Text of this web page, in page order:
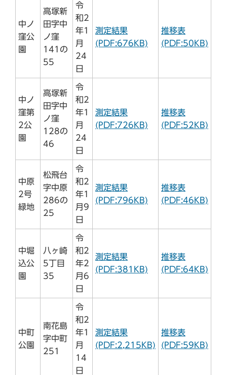
中ノ
窪公
園
高塚新
田字中
ノ窪
141の
55
令
和2
年1
月
24
日
測定結果
(PDF:676KB)
推移表
(PDF:50KB)
中ノ
窪第
2公
園
高塚新
田字中
ノ窪
128の
46
令
和2
年1
月
24
日
測定結果
(PDF:726KB)
推移表
(PDF:52KB)
中原
2号
緑地
松飛台
字中原
286の
25
令
和2
年1
月9
日
測定結果
(PDF:796KB)
推移表
(PDF:46KB)
中堀
込公
園
八ヶ崎
5丁目
35
令
和2
年2
月6
日
測定結果
(PDF:381KB)
推移表
(PDF:64KB)
中町
公園
南花島
字中町
251
令
和2
年1
月
14
日
測定結果
(PDF:2,215KB)
推移表
(PDF:59KB)